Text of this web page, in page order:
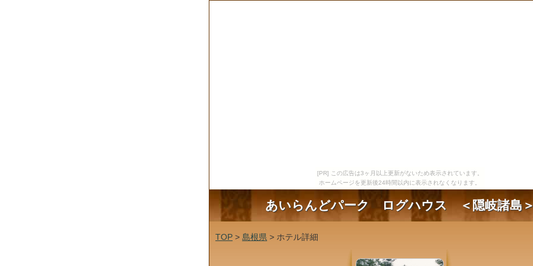
[PR] この広告は3ヶ月以上更新がないため表示されています。
ホームページを更新後24時間以内に表示されなくなります。
あいらんどパーク ログハウス ＜隠岐諸島
TOP > 島根県 > ホテル詳細